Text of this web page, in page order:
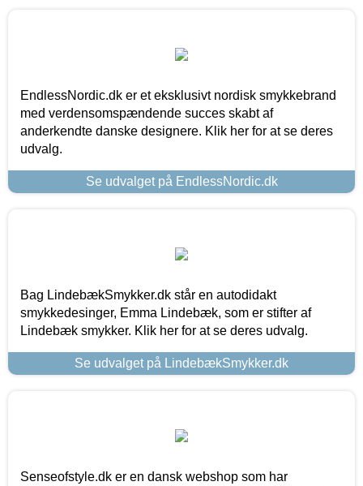
EndlessNordic.dk er et eksklusivt nordisk smykkebrand
med verdensomspændende succes skabt af
anderkendte danske designere. Klik her for at se deres
udvalg.
Se udvalget på EndlessNordic.dk
Bag LindebækSmykker.dk står en autodidakt
smykkedesinger, Emma Lindebæk, som er stifter af
Lindebæk smykker. Klik her for at se deres udvalg.
Se udvalget på LindebækSmykker.dk
Senseofstyle.dk er en dansk webshop som har